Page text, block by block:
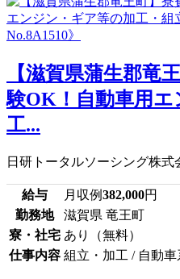
【滋賀県蒲生郡竜
験OK！自動車用
工...
日研トータルソーシング株式
給与 月収例382,000円
勤務地
滋賀県 竜王町
寮・社宅 あり（無料）
仕事内容 組立・加工 / 自動車